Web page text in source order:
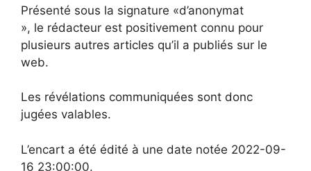
Présenté sous la signature «d’anonymat
», le rédacteur est positivement connu pour
plusieurs autres articles qu’il a publiés sur le
web.
Les révélations communiquées sont donc
jugées valables.
L’encart a été édité à une date notée 2022-09-
16 23:00:00.